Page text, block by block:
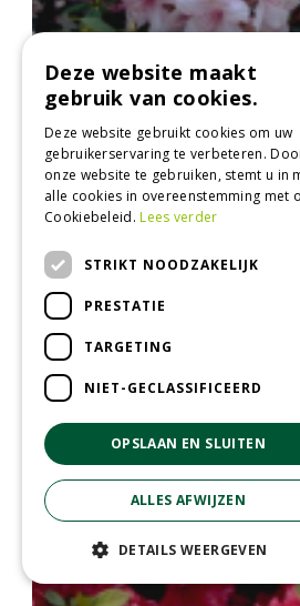
Rododendron
Rhododendron
Deze website maakt
gebruik van cookies.
Deze website gebruikt cookies om uw
gebruikerservaring te verbeteren.
onze website te gebruiken, stemt u in
alle cookies in overeenstemming met
Cookiebeleid.Lees verder
STRIKT NOODZAKELIJK
PRESTATIE
TARGETING
NIET-GECLASSIFICEERD
OPSLAAN EN SLUITEN
ALLES AFWIJZEN
DETAILS WEERGEVEN